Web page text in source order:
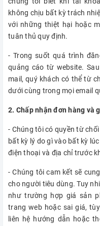
không chịu bất kỳ trách
với những thiệt hại hoặc
tuân thủ quy định.
- Trong suốt quá trình
quảng cáo từ website.
mail, quý khách có thể từ
dưới cùng trong mọi email
2. Chấp nhận đơn hàng và
- Chúng tôi có quyền từ
bất kỳ lý do gì vào bất kỳ
điện thoại và địa chỉ trước
- Chúng tôi cam kết sẽ
cho người tiêu dùng. Tuy
như trường hợp giá sản
trang web hoặc sai giá,
liên hệ hướng dẫn hoặc